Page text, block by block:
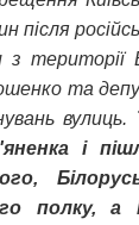
після
території
та
вулиць.
і
полку, а